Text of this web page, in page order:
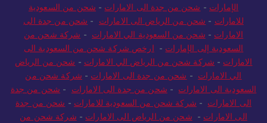
الإمارات - شحن من جدة الى الامارات - شحن من السعودية
للامارات - شحن من الرياض الى الامارات - شحن من جدة الى
الامارات - شحن من السعودية الي الامارات - شركة شحن من
السعودية إلى الإمارات - ارخص شركة شحن من السعودية الى
الامارات - شركة شحن من الرياض الي الامارات - شحن من الرياض
الي الامارات - شحن من جدة الى الامارات - شركة شحن من
السعودية الى الامارات - شحن من جدة الى الامارات - شحن من جدة
الى الامارات - شركة شحن من السعودية للامارات - شحن من جدة
الى الامارات - شحن من الرياض الى الامارات - شركة شحن من